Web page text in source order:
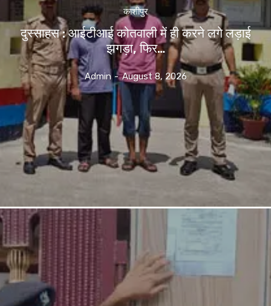
काशीपुर
दुस्साहस : आईटीआई कोतवाली में ही करने लगे लड़ाई
झगड़ा, फिर…
Admin - August 8, 2026